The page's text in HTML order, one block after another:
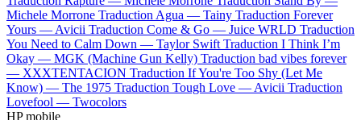
Michele Morrone Traduction Agua — Tainy Traduction Forever
Yours — Avicii Traduction Come & Go — Juice WRLD Traduction
You Need to Calm Down — Taylor Swift Traduction I Think I’m
Okay — MGK (Machine Gun Kelly) Traduction bad vibes forever
— XXXTENTACION Traduction If You're Too Shy (Let Me
Know) — The 1975 Traduction Tough Love — Avicii Traduction
Lovefool — Twocolors
HP mobile